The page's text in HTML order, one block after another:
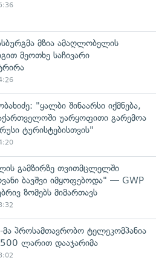
მზია ამაღლობელის
მეოთხე საჩივარი
"ყალბი შინაარსი იქმნება,
უარყოფითი გარემოა
ტურისტებისთვის"
გამზირზე თვითმცლელში
ბავშვი იმყოფებოდა" — GWP
ზომებს მიმართავს
პროსამთავრობო ტელეკომპანია
ლარით დააჯარიმა